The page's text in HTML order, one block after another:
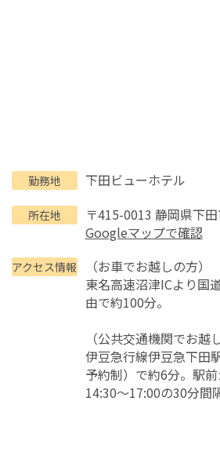
勤務地 下田ビューホテル
所在地
〒415-0013 静岡県下
Googleマップで確認
アクセス情報
（お車でお越しの方）
東名高速沼津ICより国
由で約100分。
（公共交通機関でお越
伊豆急行線伊豆急下田
予約制）で約6分。駅
14:30～17:00の30分間